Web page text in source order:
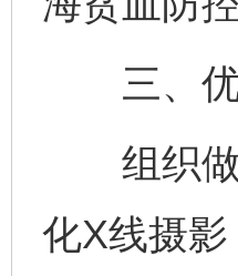
三、优
组织做
化X线摄